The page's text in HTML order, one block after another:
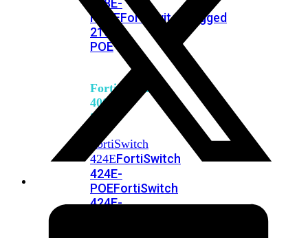
248E-
FPOEFortiSwitchRugged
216F-
POE
FortiSwitch
400
Series
FortiSwitch
424EFortiSwitch
424E-
POEFortiSwitch
424E-